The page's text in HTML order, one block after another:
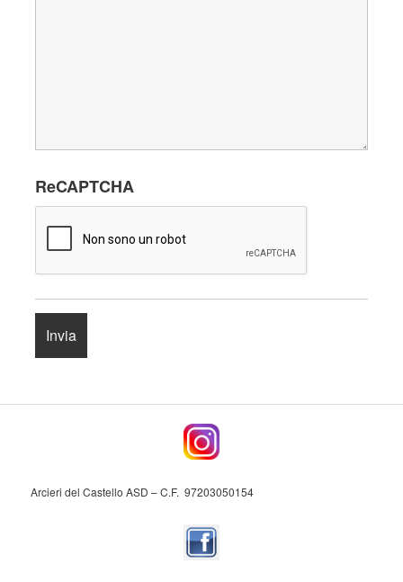
ReCAPTCHA
Arcieri del Castello ASD – C.F. 97203050154